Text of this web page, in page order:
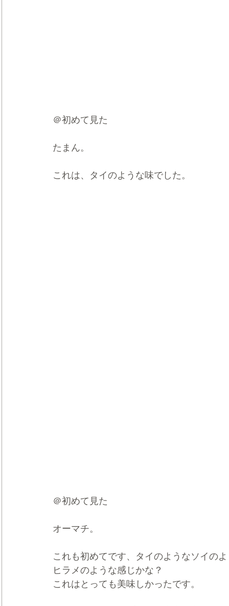
＠初めて見た
たまん。
これは、タイのような味でした。
＠初めて見た
オーマチ。
これも初めてです、タイのようなソイの
ヒラメのような感じかな？
これはとっても美味しかったです。